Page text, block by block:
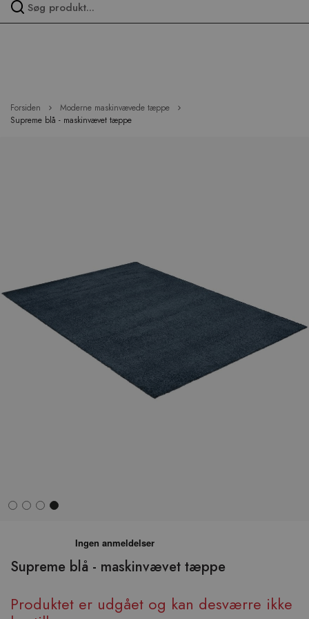
Forsiden
Moderne maskinvævede tæppe
Supreme blå - maskinvævet tæppe
Supreme blå - maskinvævet tæppe
Produktet er udgået og kan desværre ikke
begyndelsen
af